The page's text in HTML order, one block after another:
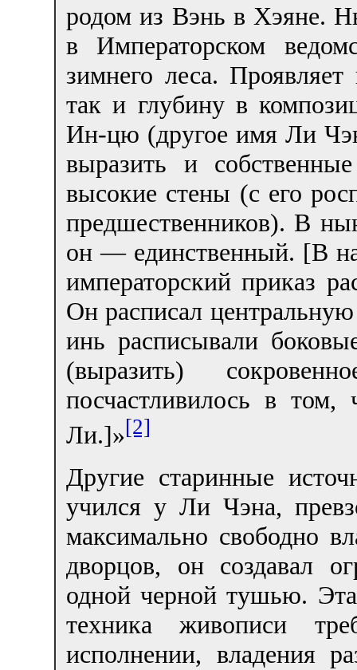
родом из Вэнь в Хэяне.
в Императорском
зимнего леса.
так и глубину в
Ин-цю (другое имя Ли
выразить и
высокие стены (с его
предшественников). В
он — единственный. [В
императорский приказ
Он расписал
инь расписывали
(выразить)
посчастливилось в
Ли.]»[2]
Другие старинные
учился у Ли Чэна,
максимально свободно
дворцов, он создавал
одной черной тушью. Эта
техника живописи
исполнении, владения